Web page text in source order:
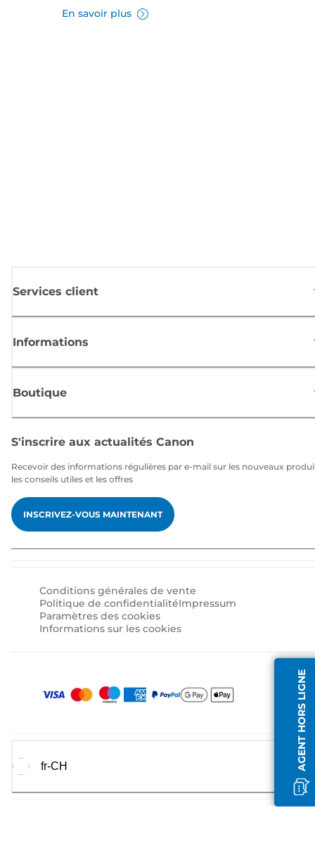
En savoir plus
AGENT HORS LIGNE
Services client
Informations
Boutique
S'inscrire aux actualités Canon
Recevoir des informations régulières par e-mail sur les nouveaux
les conseils utiles et les offres
INSCRIVEZ-VOUS MAINTENANT
Conditions générales de vente
Politique de confidentialitéImpressum
Paramètres des cookies
Informations sur les cookies
fr-CH